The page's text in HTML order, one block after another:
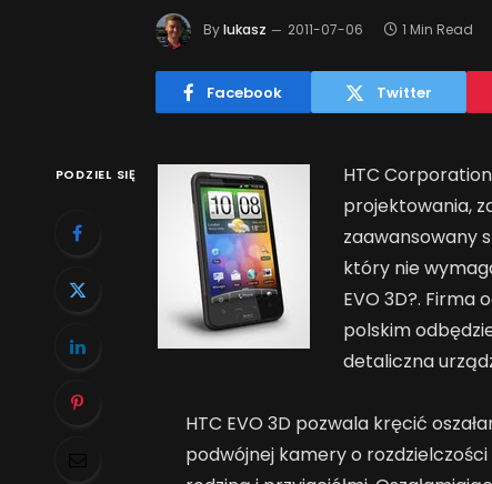
By lukasz 2011-07-06 1 Min Read
Facebook Twitter
PODZIEL SIĘ
HTC
projektowania,
zaawansowany
który nie
EVO 3D?. Firma
polskim
detaliczna
HTC EVO 3D pozwala kręcić
podwójnej kamery o